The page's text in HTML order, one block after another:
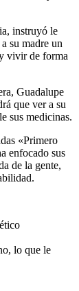
instruyó le
su madre un
vivir de forma
Guadalupe
que ver a su
sus medicinas.
«Primero
enfocado sus
de la gente,
lo que le